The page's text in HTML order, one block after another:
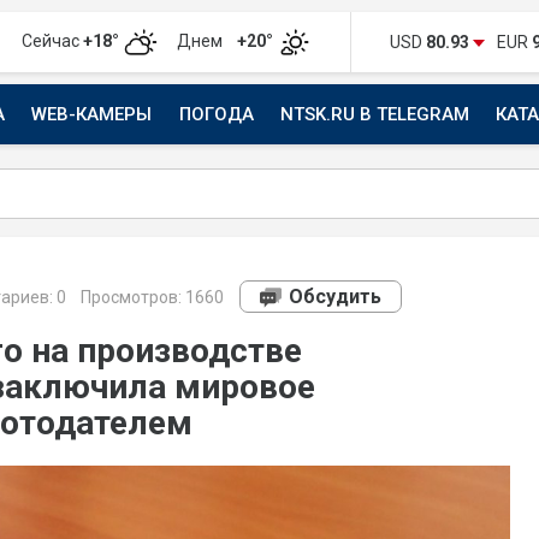
Сейчас+18° Днем +20° USD 80.93 EUR
WEB-КАМЕРЫ ПОГОДА NTSK.RU В TELEGRAM
АВТО
0 Просмотров: 1660 Обсудить
на производстве
мировое